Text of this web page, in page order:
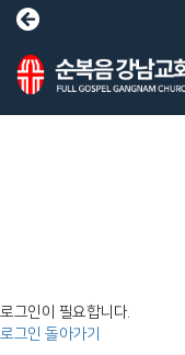
로그인이 필요합니다.
로그인 돌아가기